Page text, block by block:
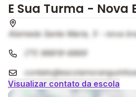
E Sua Turma - Nova
Alameda Santa Maria, 5 - nova
(71) 98819-6869
Visualizar contato da escola